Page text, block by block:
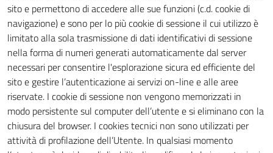
sito e permettono di accedere alle sue funzioni (c.d. cookie di
navigazione) e sono per lo più cookie di sessione il cui utilizzo è
limitato alla sola trasmissione di dati identificativi di sessione
nella forma di numeri generati automaticamente dal server
necessari per consentire l'esplorazione sicura ed efficiente del
sito e gestire l’autenticazione ai servizi on-line e alle aree
riservate. I cookie di sessione non vengono memorizzati in
modo persistente sul computer dell’utente e si eliminano con la
chiusura del browser. I cookies tecnici non sono utilizzati per
attività di profilazione dell’Utente. In qualsiasi momento